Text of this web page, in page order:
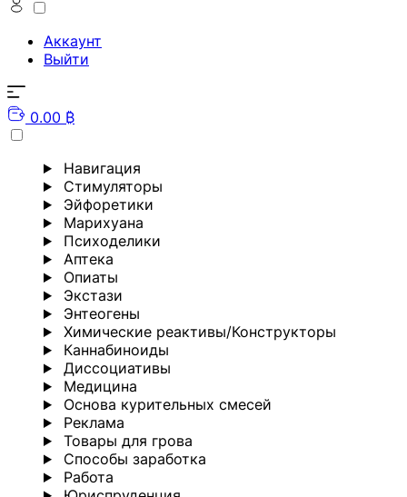
Аккаунт
Выйти
0.00 ₿
Навигация
Стимуляторы
Эйфоретики
Марихуана
Психоделики
Аптека
Опиаты
Экстази
Энтеогены
Химические реактивы/Конструкторы
Каннабиноиды
Диссоциативы
Медицина
Основа курительных смесей
Реклама
Товары для грова
Способы заработка
Работа